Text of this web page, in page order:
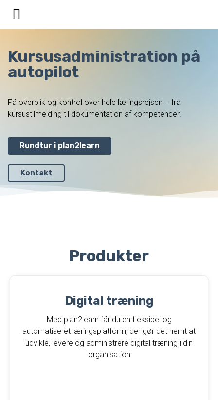
Kursusadministration på
autopilot
Få overblik og kontrol over hele læringsrejsen – fra
kursustilmelding til dokumentation af kompetencer.
Rundtur i plan2learn
Kontakt
Produkter
Digital træning​
Med plan2learn får du en fleksibel og
automatiseret læringsplatform, der gør det nemt at
udvikle, levere og administrere digital træning i din
organisation